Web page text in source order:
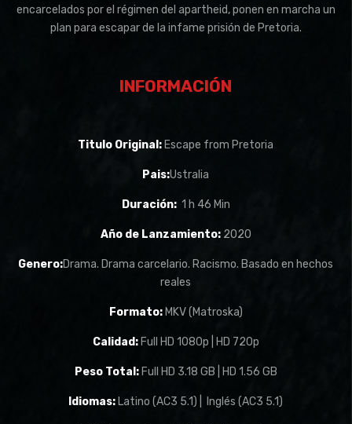
encarcelados por el régimen del apartheid, ponen en marcha un
plan para escapar de la infame prisión de Pretoria.
INFORMACIÓN
Titulo Original: Escape from Pretoria
Pais:Ustralia
Duración: 1 h 46 Min
Año de Lanzamiento:2020
Genero:Drama. Drama carcelario. Racismo. Basado en hechos
reales
Formato: MKV (Matroska)
Calidad: Full HD 1080p | HD 720p
Peso Total:Full HD 3.18 GB | HD 1.56 GB
Idiomas: Latino (AC3 5.1) | Inglés (AC3 5.1)